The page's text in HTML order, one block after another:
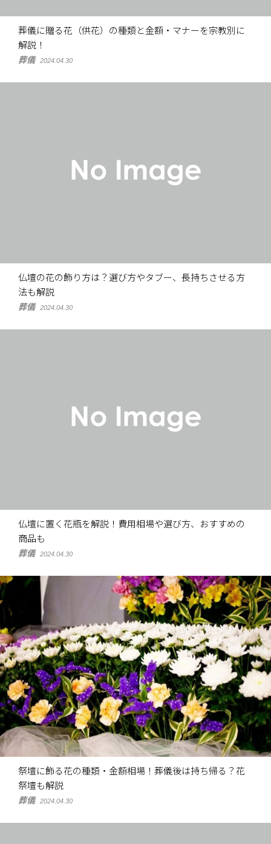
葬儀に贈る花（供花）の種類と金額・マナーを宗教別に
解説！
葬儀 2024.04.30
仏壇の花の飾り方は？選び方やタブー、長持ちさせる方
法も解説
葬儀 2024.04.30
仏壇に置く花瓶を解説！費用相場や選び方、おすすめの
商品も
葬儀 2024.04.30
祭壇に飾る花の種類・金額相場！葬儀後は持ち帰る？花
祭壇も解説
葬儀 2024.04.30